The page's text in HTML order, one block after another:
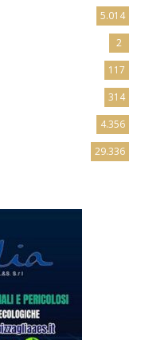
5.014
2
117
314
4.356
29.336